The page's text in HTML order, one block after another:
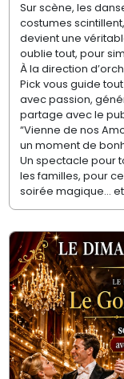
Sur scène, les
costumes
devient une
oublie tout, pour
À la direction
Pick vous guide
avec passion,
partage avec le
“Vienne de nos
un moment de
Un spectacle pour
les familles, pour
soirée magique…